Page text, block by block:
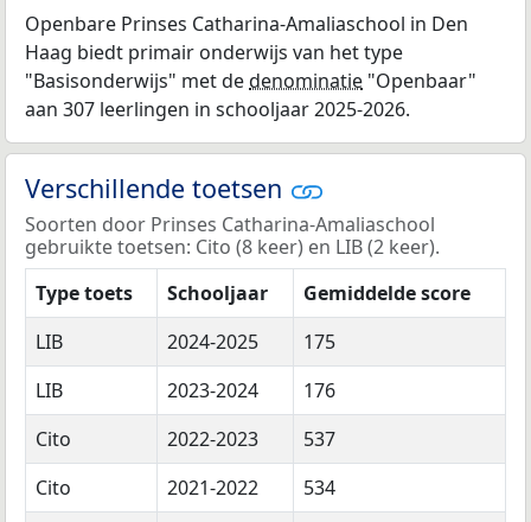
Openbare Prinses Catharina-Amaliaschool in Den
Haag biedt primair onderwijs van het type
"Basisonderwijs" met dedenominatie "Openbaar"
aan 307 leerlingen in schooljaar 2025-2026.
Verschillende toetsen
Soorten door Prinses Catharina-Amaliaschool
gebruikte toetsen: Cito (8 keer) en LIB (2 keer).
Type toets
Schooljaar
Gemiddelde score
LIB
2024-2025
175
LIB
2023-2024
176
Cito
2022-2023
537
Cito
2021-2022
534